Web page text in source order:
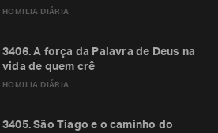
HOMILIA DIÁRIA
HOMILIA DIÁRIA
3406. A força da Palavra de Deus na
vida de quem crê
3405. São Tiago e o caminho do